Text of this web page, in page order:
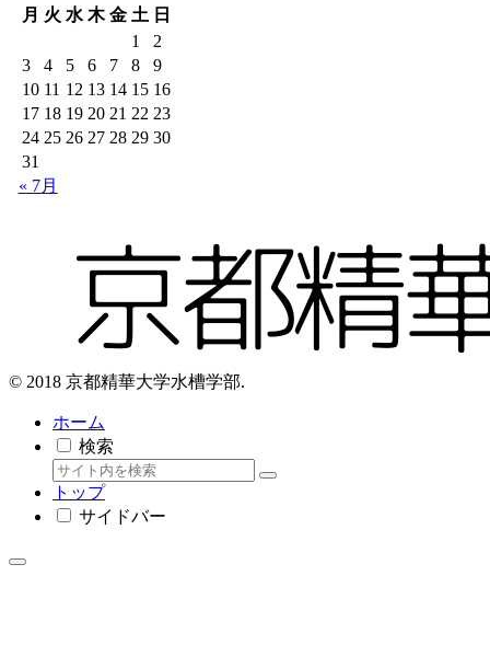
月 火 水 木 金 土 日
1
2
3
4 5 6 7 8
9
10 11 12 13 14 15 16
17 18 19 20 21 22 23
24 25 26 27 28 29 30
31
« 7月
© 2018 京都精華大学水槽学部.
ホーム
検索
トップ
サイドバー